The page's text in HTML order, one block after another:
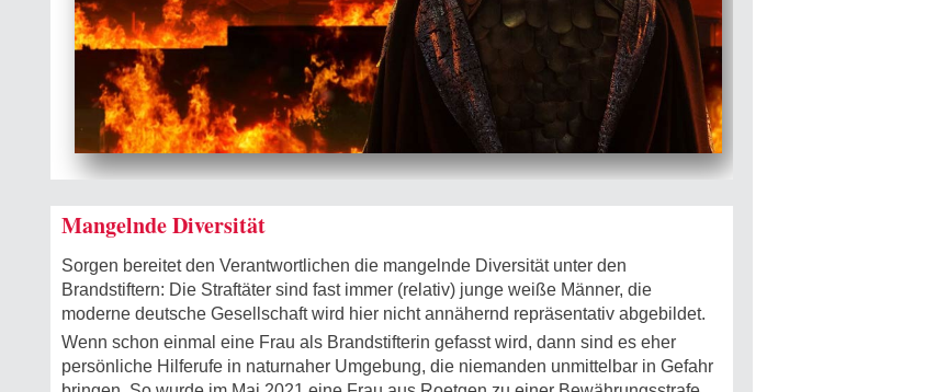
Mangelnde Diversität
Sorgen bereitet den Verantwortlichen die mangelnde Diversität unter den
Brandstiftern: Die Straftäter sind fast immer (relativ) junge weiße Männer, die
moderne deutsche Gesellschaft wird hier nicht annähernd repräsentativ abgebildet.
Wenn schon einmal eine Frau als Brandstifterin gefasst wird, dann sind es eher
persönliche Hilferufe in naturnaher Umgebung, die niemanden unmittelbar in Gefahr